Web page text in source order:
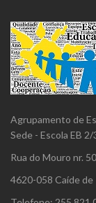
Agrupamento de
Sede - Escola EB
Rua do Mouro nr.
4620-058 Caíde de